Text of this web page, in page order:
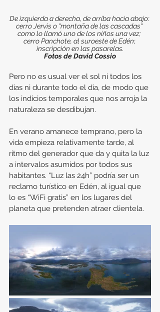
De izquierda a derecha, de arriba hacia abajo:
cerro Jervis o "montaña de las cascadas"
como lo llamó uno de los niños una vez;
cerro Panchote, al suroeste de Edén;
inscripción en las pasarelas.
Fotos de David Cossio
Pero no es usual ver el sol ni todos los
días ni durante todo el día, de modo que
los indicios temporales que nos arroja la
naturaleza se desdibujan.
En verano amanece temprano, pero la
vida empieza relativamente tarde, al
ritmo del generador que da y quita la luz
a intervalos asumidos por todos sus
habitantes. “Luz las 24h” podría ser un
reclamo turístico en Edén, al igual que
lo es “WiFi gratis” en los lugares del
planeta que pretenden atraer clientela.